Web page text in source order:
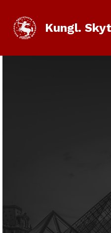
Kungl.